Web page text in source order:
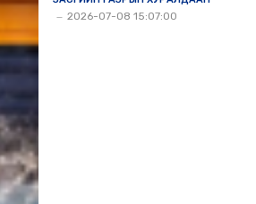
намраас эхэлнэ
2026-07-08 15:07:00